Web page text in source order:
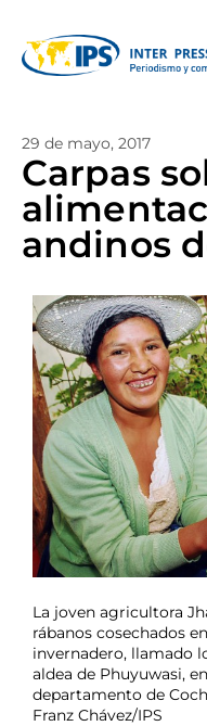
29 de mayo, 2017
Carpas
andinos
La joven agricultora
rábanos cosechados
invernadero, llamado
aldea de Phuyuwasi,
departamento de
Franz Chávez/IPS